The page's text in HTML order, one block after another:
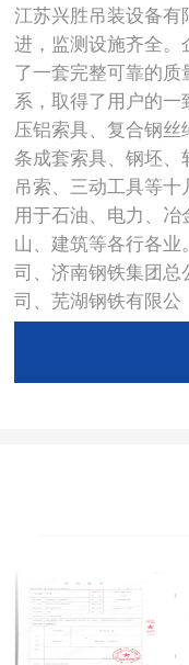
江苏兴胜吊装设备
进，监测设施齐全。
了一套完整可靠的
系，取得了用户的
压铝索具、复合钢
条成套索具、钢坯
吊索、三动工具等
用于石油、电力、
山、建筑等各行各
司、济南钢铁集团
司、芜湖钢铁有限公